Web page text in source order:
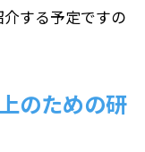
する予定ですの
のための研